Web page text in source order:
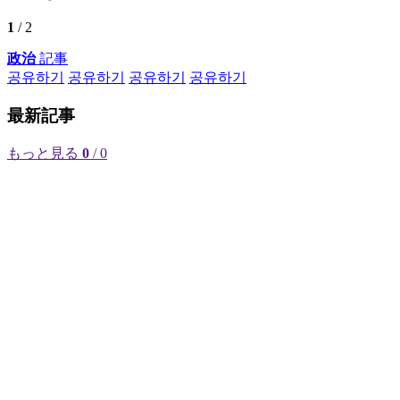
1 / 2
政治記事
공유하기
공유하기 공유하기 공유하기
最新記事
もっと見る 0 / 0